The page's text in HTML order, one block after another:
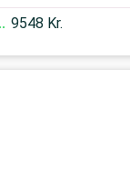
9548 Kr.